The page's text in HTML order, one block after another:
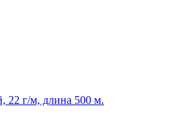
22 г/м, длина 500 м.